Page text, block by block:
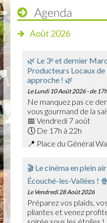
Agenda
Août 2026
🌿 Le 3ᵉ et dernier
Producteurs Locaux de
approche ! 🌿
Le Lundi 10 Août 2026- de
Ne manquez pas ce
vous gourmand de la
📅 Vendredi 7 août
🕔 De 17h à 22h
📍 Place du Général
savoir-faire et faire le
saison : confitures,
et bien d'autres trésors
🎶 La soirée sera
Emmanuel Toutain,
chaleureuse.
Profitez de cette
🎬 Le cinéma en plein
Écouché-les-Vallées ! 🍿
Le Vendredi 28 Août 2026
Préparez vos plaids,
pliantes et venez